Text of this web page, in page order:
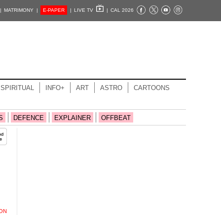
| MATRIMONY | E-PAPER | LIVE TV | CAL 2026
SPIRITUAL INFO+ ART ASTRO CARTOONS
DEFENCE EXPLAINER OFFBEAT